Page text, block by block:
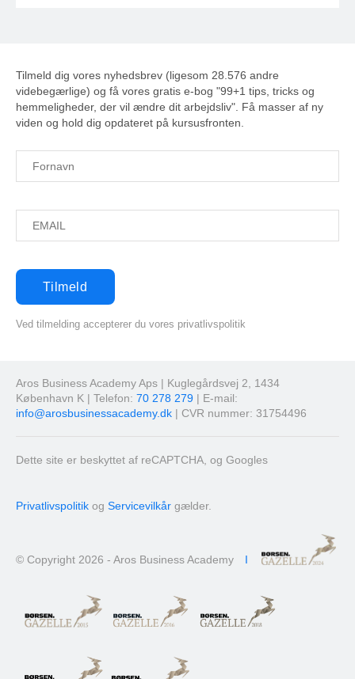
Tilmeld dig vores nyhedsbrev (ligesom 28.576 andre
videbegærlige) og få vores gratis e-bog "99+1 tips, tricks og
hemmeligheder, der vil ændre dit arbejdsliv". Få masser af ny
viden og hold dig opdateret på kursusfronten.
Ved tilmelding accepterer du vores privatlivspolitik
Aros Business Academy Aps | Kuglegårdsvej 2, 1434
København K | Telefon: 70 278 279 | E-mail:
info@arosbusinessacademy.dk | CVR nummer: 31754496
Dette site er beskyttet af reCAPTCHA, og Googles
Privatlivspolitik og Servicevilkår gælder.
© Copyright 2026 - Aros Business Academy I